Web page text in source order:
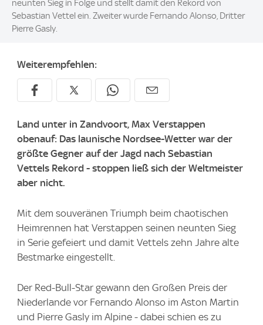
neunten Sieg in Folge und stellt damit den Rekord von
Sebastian Vettel ein. Zweiter wurde Fernando Alonso, Dritter
Pierre Gasly.
Weiterempfehlen:
Land unter in Zandvoort, Max Verstappen
obenauf: Das launische Nordsee-Wetter war der
größte Gegner auf der Jagd nach Sebastian
Vettels Rekord - stoppen ließ sich der Weltmeister
aber nicht.
Mit dem souveränen Triumph beim chaotischen
Heimrennen hat Verstappen seinen neunten Sieg
in Serie gefeiert und damit Vettels zehn Jahre alte
Bestmarke eingestellt.
Der Red-Bull-Star gewann den Großen Preis der
Niederlande vor Fernando Alonso im Aston Martin
und Pierre Gasly im Alpine - dabei schien es zu